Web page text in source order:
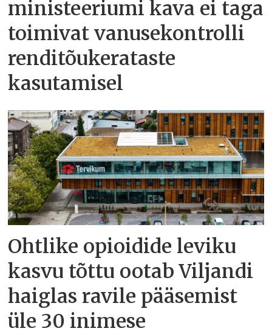
ministeeriumi kava ei taga
toimivat vanusekontrolli
renditõukerataste
kasutamisel
Ohtlike opioidide leviku
kasvu tõttu ootab Viljandi
haiglas ravile pääsemist
üle 30 inimese